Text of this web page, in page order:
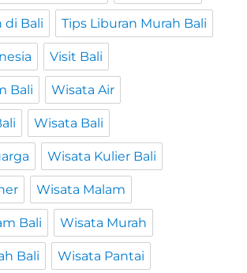
di Bali Tips Liburan Murah Bali
Visit Bali
Bali Wisata Air
Wisata Bali
Wisata Kulier Bali
Wisata Malam
Bali Wisata Murah
Bali Wisata Pantai